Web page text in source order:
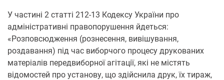
У частині 2 статті 212-13 Кодексу України про
адміністративні правопорушення йдеться:
«Розповсюдження (рознесення, вивішування,
роздавання) під час виборчого процесу друкованих
матеріалів передвиборної агітації, які не містять
відомостей про установу, що здійснила друк, їх тираж,